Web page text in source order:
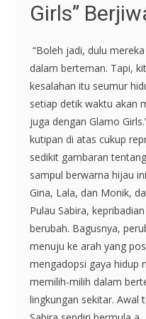
Girls”
“Boleh jadi, dulu
dalam berteman. Tapi,
kesalahan itu seumur
setiap detik waktu akan
juga dengan Glamo
kutipan di atas cukup
sedikit gambaran
sampul berwarna hijau
Gina, Lala, dan Monik,
Pulau Sabira,
berubah. Bagusnya,
menuju ke arah yang
mengadopsi gaya hidup
memilih-milih dalam
lingkungan sekitar. Awal